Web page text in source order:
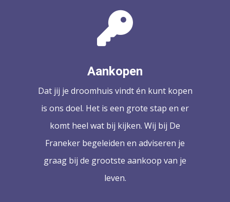
Aankopen
Dat jij je droomhuis vindt én kunt kopen
is ons doel. Het is een grote stap en er
komt heel wat bij kijken. Wij bij De
Franeker begeleiden en adviseren je
graag bij de grootste aankoop van je
leven.